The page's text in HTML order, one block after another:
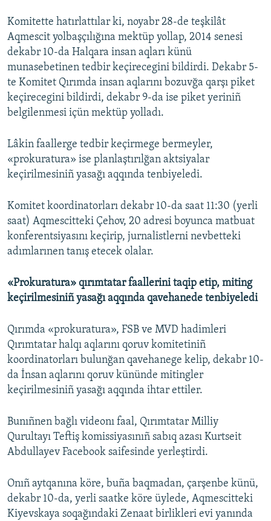
Komitette hatırlattılar ki, noyabr 28-de teşkilât
Aqmescit yolbaşçılığına mektüp yollap, 2014 senesi
dekabr 10-da Halqara insan aqları künü
munasebetinen tedbir keçirecegini bildirdi. Dekabr 5-
te Komitet Qırımda insan aqlarını bozuvğa qarşı piket
keçirecegini bildirdi, dekabr 9-da ise piket yeriniñ
belgilenmesi içün mektüp yolladı.
Lâkin faallerge tedbir keçirmege bermeyler,
«prokuratura» ise planlaştırılğan aktsiyalar
keçirilmesiniñ yasağı aqqında tenbiyeledi.
Komitet koordinatorları dekabr 10-da saat 11:30 (yerli
saat) Aqmescitteki Çehov, 20 adresi boyunca matbuat
konferentsiyasını keçirip, jurnalistlerni nevbetteki
adımlarınen tanış etecek olalar.
«Prokuratura» qırımtatar faallerini taqip etip, miting
keçirilmesiniñ yasağı aqqında qavehanede tenbiyeledi
Qırımda «prokuratura», FSB ve MVD hadimleri
Qırımtatar halqı aqlarını qoruv komitetiniñ
koordinatorları bulunğan qavehanege kelip, dekabr 10-
da İnsan aqlarını qoruv kününde mitingler
keçirilmesiniñ yasağı aqqında ihtar ettiler.
Bunıñnen bağlı videonı faal, Qırımtatar Milliy
Qurultayı Teftiş komissiyasınıñ sabıq azası Kurtseit
Abdullayev Facebook saifesinde yerleştirdi.
Onıñ aytqanına köre, buña baqmadan, çarşenbe künü,
dekabr 10-da, yerli saatke köre üylede, Aqmescitteki
Kiyevskaya soqağındaki Zenaat birlikleri evi yanında